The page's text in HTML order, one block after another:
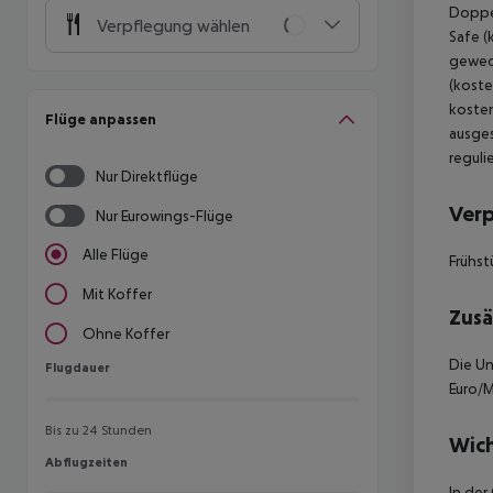
Verpflegung wählen
Flüge anpassen
Nur Direktflüge
Nur Eurowings-Flüge
Alle Flüge
Mit Koffer
Ohne Koffer
Flugdauer
Flugdauer
Bis zu 24 Stunden
Abflugzeiten
Abflugzeiten
Safe
Die
Euro/